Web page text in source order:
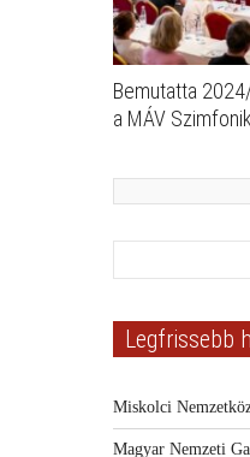
Bemutatta
a MÁV
Legfrissebb
Miskolci
Magyar Nemzeti